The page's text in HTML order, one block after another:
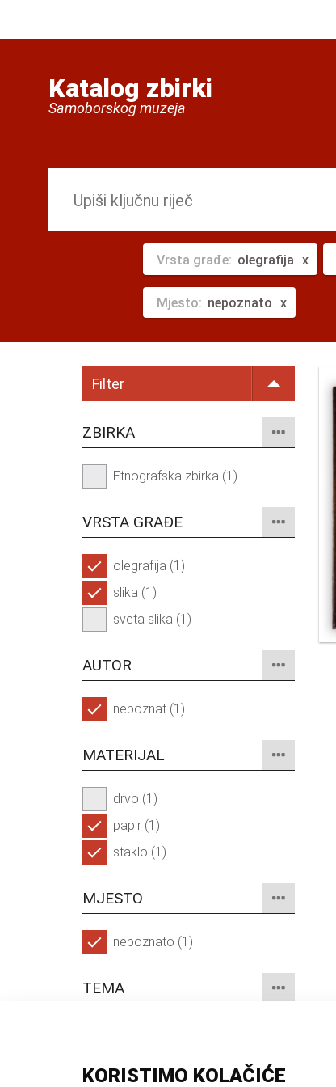
Katalog zbirki
Samoborskog muzeja
Vrsta građe: olegrafija
Mjesto: nepoznato
Filter
ZBIRKA
Etnografska zbirka (1)
VRSTA GRAĐE
olegrafija (1)
slika (1)
sveta slika (1)
AUTOR
nepoznat (1)
MATERIJAL
drvo (1)
papir (1)
staklo (1)
MJESTO
nepoznato (1)
TEMA
KORISTIMO KOLAČIĆE